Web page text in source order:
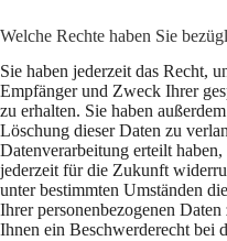
Welche Rechte haben Sie
Sie haben jederzeit das Recht,
Empfänger und Zweck Ihrer
zu erhalten. Sie haben
Löschung dieser Daten zu
Datenverarbeitung erteilt
jederzeit für die Zukunft
unter bestimmten Umständen
Ihrer personenbezogenen
Ihnen ein Beschwerderecht bei